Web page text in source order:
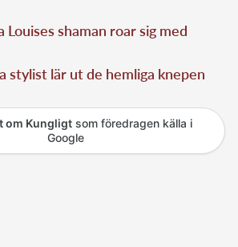
Louises shaman roar sig med
stylist lär ut de hemliga knepen
om Kungligtsom föredragen källa i
Google